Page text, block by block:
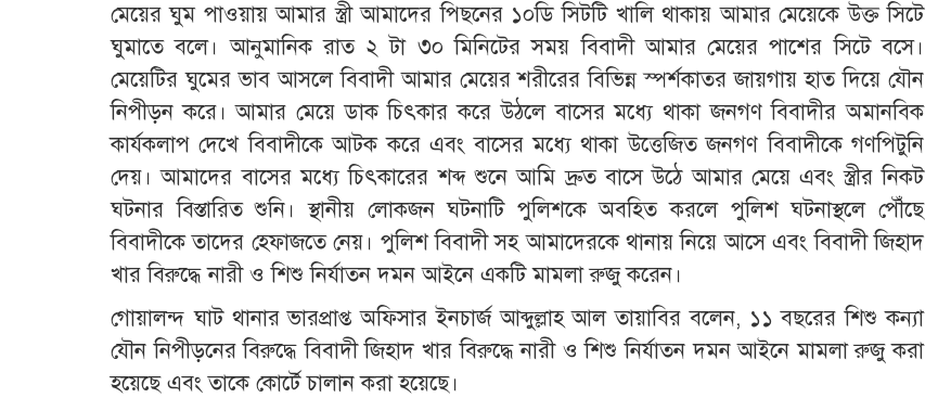
মেয়ের ঘুম পাওয়ায় আমার স্ত্রী আমাদের পিছনের ১০ডি সিটটি খালি থাকায় আমার মেয়েকে উক্ত সিটে
ঘুমাতে বলে। আনুমানিক রাত ২ টা ৩০ মিনিটের সময় বিবাদী আমার মেয়ের পাশের সিটে বসে।
মেয়েটির ঘুমের ভাব আসলে বিবাদী আমার মেয়ের শরীরের বিভিন্ন স্পর্শকাতর জায়গায় হাত দিয়ে যৌন
নিপীড়ন করে। আমার মেয়ে ডাক চিৎকার করে উঠলে বাসের মধ্যে থাকা জনগণ বিবাদীর অমানবিক
কার্যকলাপ দেখে বিবাদীকে আটক করে এবং বাসের মধ্যে থাকা উত্তেজিত জনগণ বিবাদীকে গণপিটুনি
দেয়। আমাদের বাসের মধ্যে চিৎকারের শব্দ শুনে আমি দ্রুত বাসে উঠে আমার মেয়ে এবং স্ত্রীর নিকট
ঘটনার বিস্তারিত শুনি। স্থানীয় লোকজন ঘটনাটি পুলিশকে অবহিত করলে পুলিশ ঘটনাস্থলে পৌঁছে
বিবাদীকে তাদের হেফাজতে নেয়। পুলিশ বিবাদী সহ আমাদেরকে থানায় নিয়ে আসে এবং বিবাদী জিহাদ
খার বিরুদ্ধে নারী ও শিশু নির্যাতন দমন আইনে একটি মামলা রুজু করেন।
গোয়ালন্দ ঘাট থানার ভারপ্রাপ্ত অফিসার ইনচার্জ আব্দুল্লাহ আল তায়াবির বলেন, ১১ বছরের শিশু কন্যা
যৌন নিপীড়নের বিরুদ্ধে বিবাদী জিহাদ খার বিরুদ্ধে নারী ও শিশু নির্যাতন দমন আইনে মামলা রুজু করা
হয়েছে এবং তাকে কোর্টে চালান করা হয়েছে।